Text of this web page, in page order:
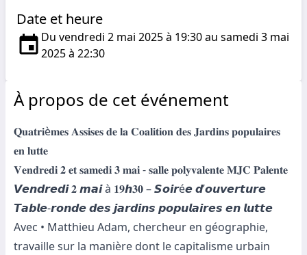
Date et heure
Du vendredi 2 mai 2025 à 19:30 au samedi 3 mai
2025 à 22:30
À propos de cet événement
𝐐𝐮𝐚𝐭𝐫𝐢è𝐦𝐞𝐬 𝐀𝐬𝐬𝐢𝐬𝐞𝐬 𝐝𝐞 𝐥𝐚 𝐂𝐨𝐚𝐥𝐢𝐭𝐢𝐨𝐧 𝐝𝐞𝐬 𝐉𝐚𝐫𝐝𝐢𝐧𝐬 𝐩𝐨𝐩𝐮𝐥𝐚𝐢𝐫𝐞𝐬
𝐞𝐧 𝐥𝐮𝐭𝐭𝐞
𝐕𝐞𝐧𝐝𝐫𝐞𝐝𝐢 𝟐 𝐞𝐭 𝐬𝐚𝐦𝐞𝐝𝐢 𝟑 𝐦𝐚𝐢 - 𝐬𝐚𝐥𝐥𝐞 𝐩𝐨𝐥𝐲𝐯𝐚𝐥𝐞𝐧𝐭𝐞 𝐌𝐉𝐂 𝐏𝐚𝐥𝐞𝐧𝐭𝐞
𝙑𝙚𝙣𝙙𝙧𝙚𝙙𝙞 𝟐 𝙢𝙖𝙞 à 𝟏𝟗𝙝𝟑𝟎 – 𝙎𝙤𝙞𝙧é𝙚 𝙙’𝙤𝙪𝙫𝙚𝙧𝙩𝙪𝙧𝙚
𝙏𝙖𝙗𝙡𝙚-𝙧𝙤𝙣𝙙𝙚 𝙙𝙚𝙨 𝙟𝙖𝙧𝙙𝙞𝙣𝙨 𝙥𝙤𝙥𝙪𝙡𝙖𝙞𝙧𝙚𝙨 𝙚𝙣 𝙡𝙪𝙩𝙩𝙚
Avec • Matthieu Adam, chercheur en géographie,
travaille sur la manière dont le capitalisme urbain